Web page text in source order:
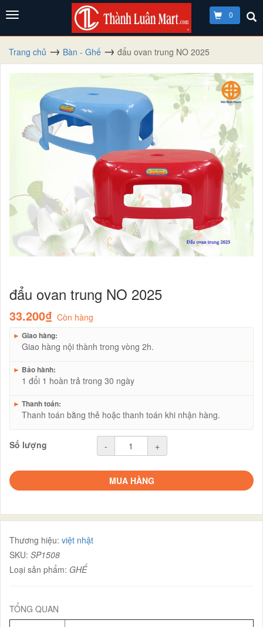
0
Trang chủ Bàn - Ghế đẩu ovan trung NO 2025
đẩu ovan trung NO 2025
33.200₫ Còn hàng
► Giao hàng:
Giao hàng nội thành trong vòng 2h.
► Bảo hành:
1 đổi 1 hoàn trả trong 30 ngày
► Thanh toán:
Thanh toán bằng thẻ hoặc thanh toán khi nhận hàng.
Số lượng - +
MUA HÀNG
Thương hiệu: việt nhật
SKU: SP1508
Loại sản phẩm: GHẾ
TỔNG QUAN